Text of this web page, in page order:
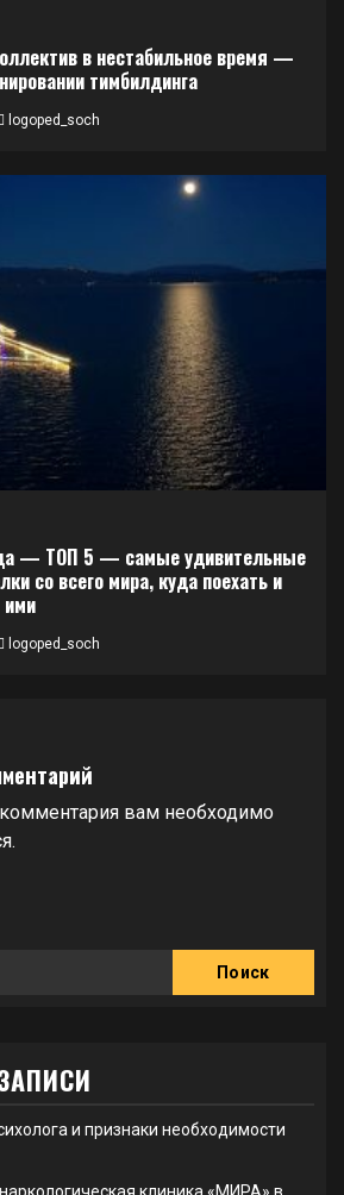
в нестабильное время —
тимбилдинга
logoped_soch
— ТОП 5 — самые удивительные
со всего мира, куда поехать и
ими
logoped_soch
вам необходимо
.
Поиск
и признаки необходимости
клиника «МИРА» в